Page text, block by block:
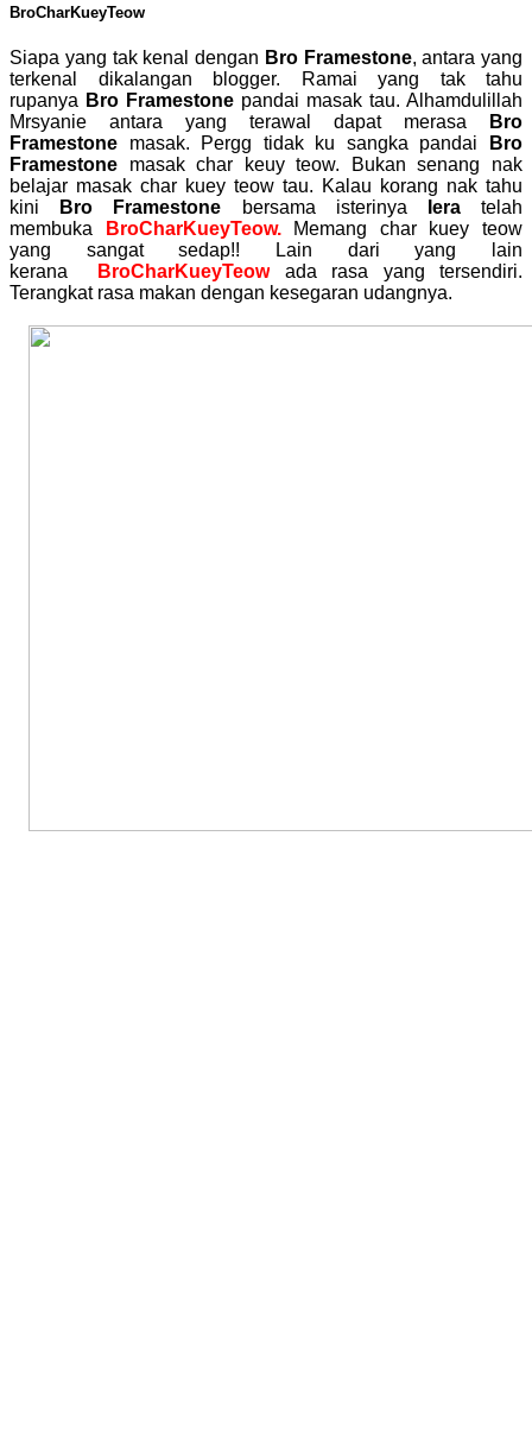
BroCharKueyTeow
Siapa yang tak kenal dengan Bro Framestone, antara yang
terkenal dikalangan blogger.
Ramai yang tak tahu
rupanya Bro Framestone pandai masak tau. Alhamdulillah
Mrsyanie antara yang terawal dapat merasa
Bro
Framestone masak. Pergg tidak ku sangka pandai
Bro
Framestone masak char keuy teow. Bukan senang nak
belajar masak char kuey teow tau. Kalau korang nak tahu
kini
Bro Framestone bersama isterinyaIeratelah
membuka
BroCharKueyTeow.Memang char kuey teow
yang sangat sedap!! Lain dari yang lain
kerana
BroCharKueyTeow ada rasa yang tersendiri.
Terangkat rasa makan dengan kesegaran udangnya.